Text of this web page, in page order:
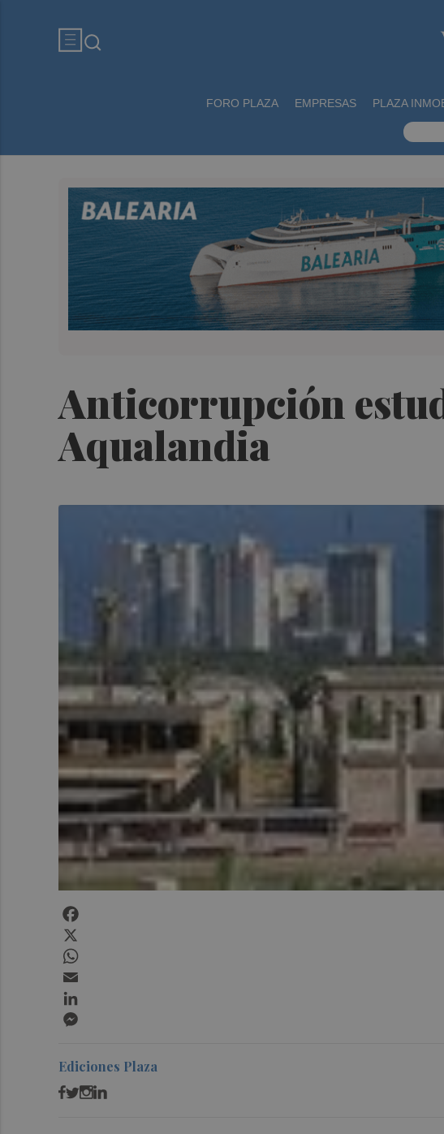
FORO PLAZA EMPRESAS PLAZA
Anticorrupción
Aqualandia
Ediciones Plaza